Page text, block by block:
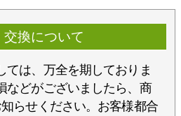
交換について
ては、万全を期しておりま
などがございましたら、商
らせください。お客様都合